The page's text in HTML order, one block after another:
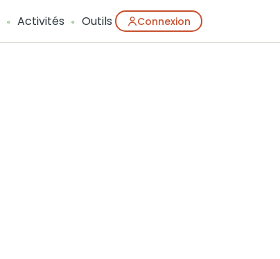
Activités Outils Connexion